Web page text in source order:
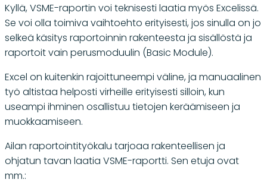
Kyllä, VSME-raportin voi teknisesti laatia myös Excelissä.
Se voi olla toimiva vaihtoehto erityisesti, jos sinulla on jo
selkeä käsitys raportoinnin rakenteesta ja sisällöstä ja
raportoit vain perusmoduulin (Basic Module).
Excel on kuitenkin rajoittuneempi väline, ja manuaalinen
työ altistaa helposti virheille erityisesti silloin, kun
useampi ihminen osallistuu tietojen keräämiseen ja
muokkaamiseen.
Ailan raportointityökalu tarjoaa rakenteellisen ja
ohjatun tavan laatia VSME-raportti. Sen etuja ovat
mm.: